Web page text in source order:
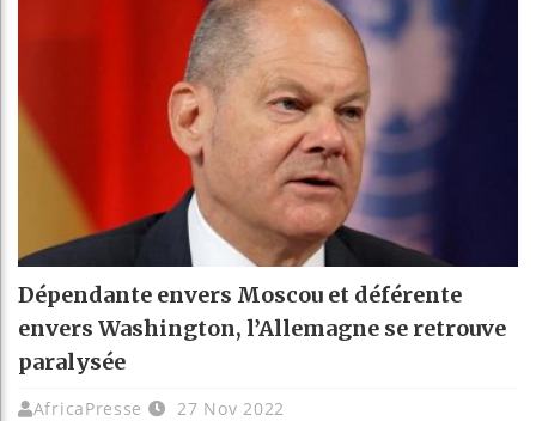
Dépendante envers Moscou et déférente
envers Washington, l’Allemagne se retrouve
paralysée
AfricaPresse 27 Nov 2022